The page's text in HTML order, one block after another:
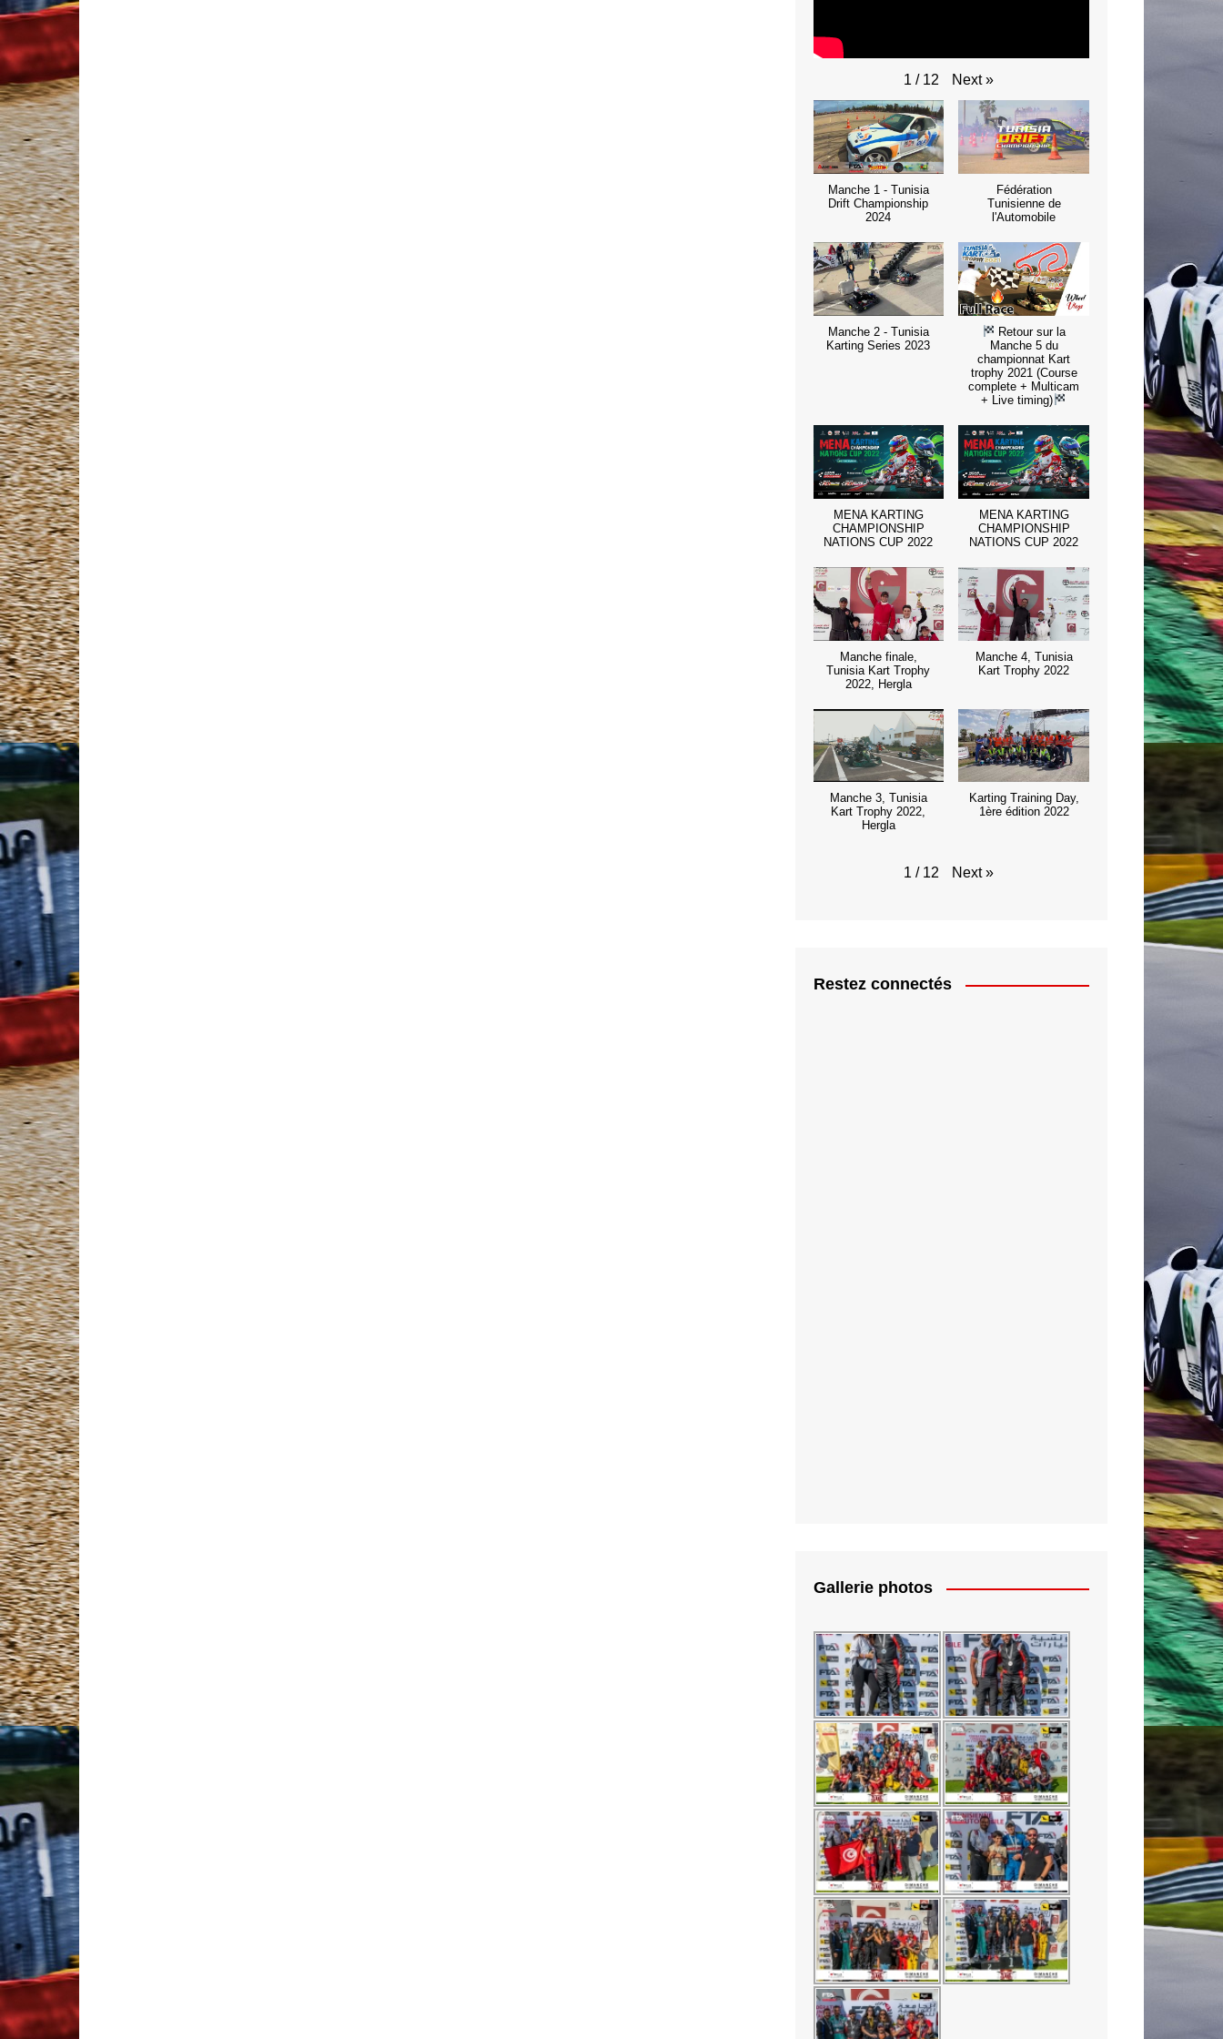
1 / 12 Next »
Manche 1 - Tunisia
Drift Championship
2024
Fédération
Tunisienne de
l'Automobile
Manche 2 - Tunisia
Karting Series 2023
Retour sur la
Manche 5 du
championnat Kart
trophy 2021 (Course
complete + Multicam
+ Live timing)
MENA KARTING
CHAMPIONSHIP
NATIONS CUP 2022
MENA KARTING
CHAMPIONSHIP
NATIONS CUP 2022
Manche finale,
Tunisia Kart Trophy
2022, Hergla
Manche 4, Tunisia
Kart Trophy 2022
Manche 3, Tunisia
Kart Trophy 2022,
Hergla
Karting Training Day,
1ère édition 2022
1 / 12 Next »
Restez connectés
Gallerie photos